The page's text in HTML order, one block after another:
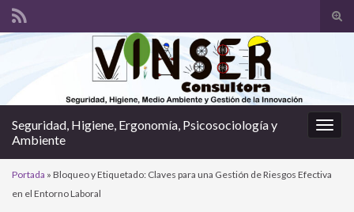
el
Search for:
Seguridad, Higiene, Ergonomía, Psicosociología y
Ambiente
Portada » Bloqueo y Etiquetado: Claves para una Gestión de Riesgos Efectiva
en el Entorno Laboral